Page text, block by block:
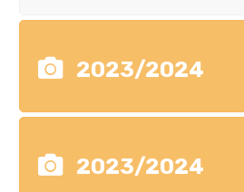
2023/2024
2023/2024